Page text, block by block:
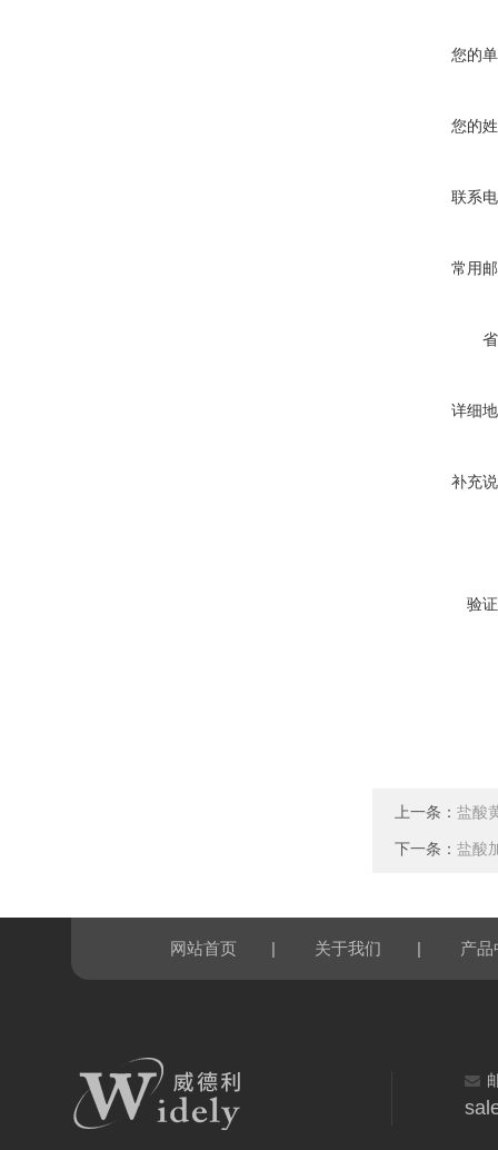
您的
您的
联系
常用
详细
补充
验
上一条： 盐酸
下一条： 盐酸
网站首页 | 关于我们 | 产品